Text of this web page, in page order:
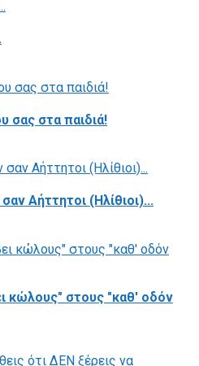
σας στα παιδιά!
Αήττητοι (Ηλίθιοι)...
κώλους" στους "καθ' οδόν